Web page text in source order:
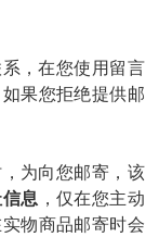
，在您使用留言
如果您拒绝提供邮
为向您邮寄，该
息 ，仅在您主动
物商品邮寄时会